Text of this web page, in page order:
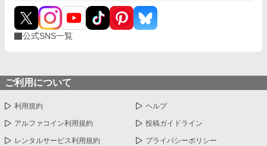
公式SNS一覧
ご利用について
利用規約 ヘルプ
アルファコイン利用規約 投稿ガイドライン
レンタルサービス利用規約 プライバシーポリシー